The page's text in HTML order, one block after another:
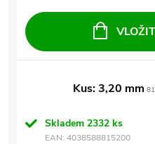
Kus: 3,20 mm
Skladem 2332 ks
EAN: 4038588815200